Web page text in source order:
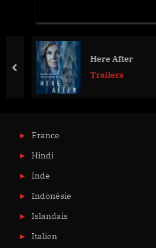
Here After
Trailers
prev
France
Hindi
Inde
Indonésie
Islandais
Italien